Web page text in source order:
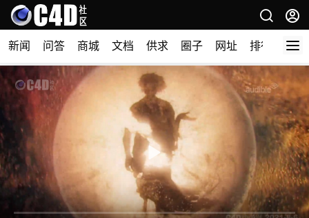
新闻 问答 商城 文档 供求 圈子 网址 排行榜